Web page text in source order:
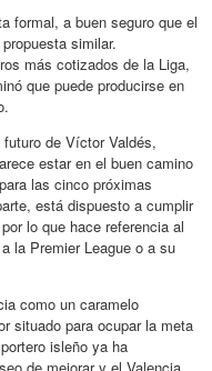
formal, a buen seguro que el
similar.
más cotizados de la Liga,
que puede producirse en
de Víctor Valdés,
estar en el buen camino
las cinco próximas
está dispuesto a cumplir
lo que hace referencia al
la Premier League o a su
como un caramelo
situado para ocupar la meta
isleño ya ha